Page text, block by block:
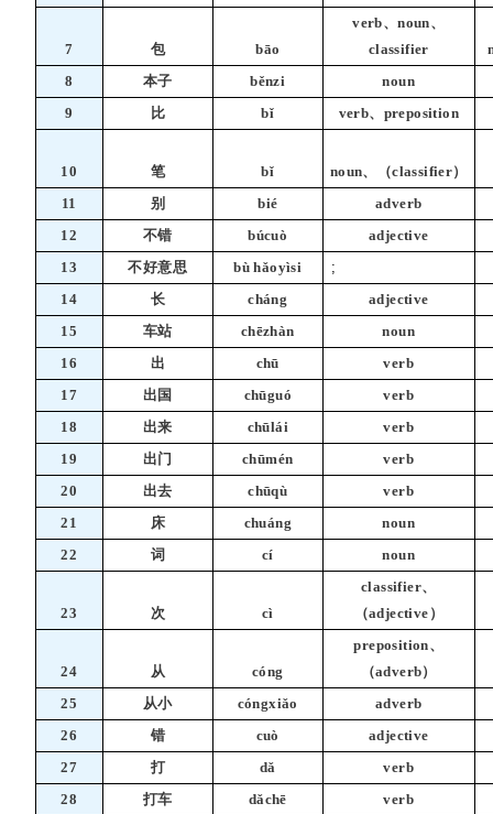
7 包 bāo
verb、noun、
classifier
8
本子 běnzi
noun
9
比 bǐ verb、preposition
10 笔 bǐ
noun、（classifier）
11
别 bié
adverb
12
不错 búcuò
adjective
13
不好意思 bù hǎoyìsi
;
14
长 cháng
adjective
15
车站 chēzhàn
noun
16
出 chū
verb
17
出国 chūguó
verb
18
出来 chūlái
verb
19
出门 chūmén
verb
20
出去 chūqù
verb
21
床 chuáng
noun
22
词 cí noun
23 次 cì
classifier、
（adjective）
24 从 cóng
preposition、
（adverb）
25
从小 cóngxiǎo
adverb
26
错 cuò
adjective
27
打 dǎ
verb
28
打车 dǎchē
verb